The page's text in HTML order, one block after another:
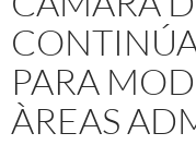
PARA
ÀREAS